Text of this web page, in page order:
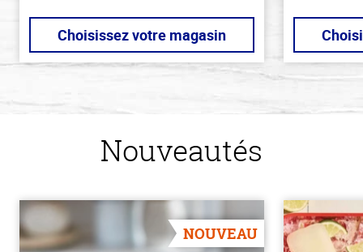
Choisissez votre magasin
Nouveautés
NOUVEAU